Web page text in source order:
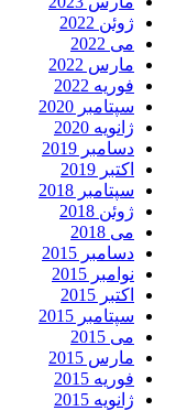
ژوئن 2022
می 2022
مارس 2022
فوریه 2022
سپتامبر 2020
ژانویه 2020
دسامبر 2019
اکتبر 2019
سپتامبر 2018
ژوئن 2018
می 2018
دسامبر 2015
نوامبر 2015
اکتبر 2015
سپتامبر 2015
می 2015
مارس 2015
فوریه 2015
ژانویه 2015